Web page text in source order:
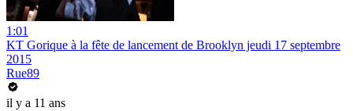
1:01
KT Gorique à la fête de lancement de Brooklyn jeudi 17 septembre
2015
Rue89
il y a 11 ans